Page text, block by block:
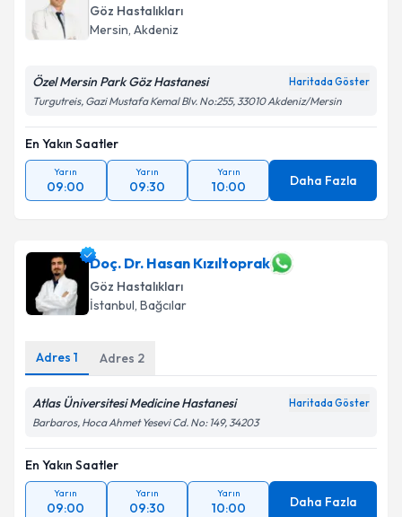
Göz Hastalıkları
Mersin, Akdeniz
Özel Mersin Park Göz Hastanesi Haritada Göster
Turgutreis, Gazi Mustafa Kemal Blv. No:255, 33010 Akdeniz/Mersin
En Yakın Saatler
Yarın
09:00
Yarın
09:30
Yarın
10:00 Daha Fazla
Doç. Dr. Hasan Kızıltoprak
Göz Hastalıkları
İstanbul, Bağcılar
Adres 1 Adres 2
Atlas Üniversitesi Medicine Hastanesi Haritada Göster
Barbaros, Hoca Ahmet Yesevi Cd. No: 149, 34203
En Yakın Saatler
Yarın
09:00
Yarın
09:30
Yarın
10:00 Daha Fazla